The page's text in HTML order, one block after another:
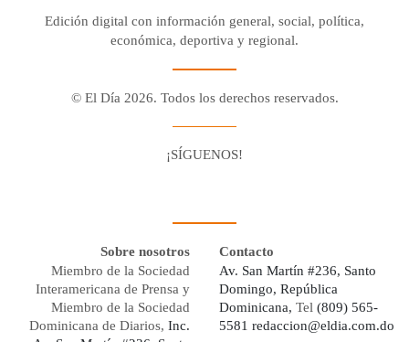
Edición digital con información general, social, política,
económica, deportiva y regional.
© El Día 2026. Todos los derechos reservados.
¡SÍGUENOS!
Sobre nosotros
Miembro de la Sociedad
Interamericana de Prensa y
Miembro de la Sociedad
Dominicana de Diarios, Inc.
Contacto
Av. San Martín #236, Santo
Domingo, República
Dominicana, Tel (809) 565-
5581 redaccion@eldia.com.do